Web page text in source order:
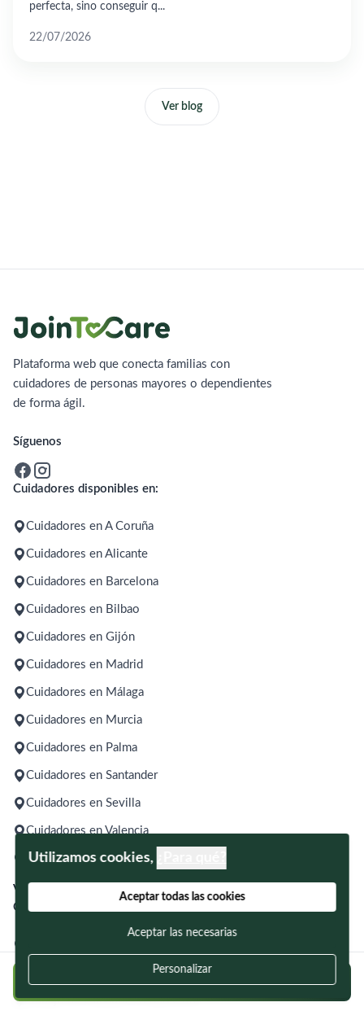
Regístrate y postúlate a ofertas en tu zona
perfecta, sino conseguir q...
22/07/2026
Ver blog
Utilizamos cookies,
Aceptar todas las cookies
Aceptar las necesarias
Personalizar
Plataforma web que conecta familias con
cuidadores de personas mayores o dependientes
de forma ágil.
Síguenos
Cuidadores disponibles en:
Cuidadores en A Coruña
Cuidadores en Alicante
Cuidadores en Barcelona
Cuidadores en Bilbao
Cuidadores en Gijón
Cuidadores en Madrid
Cuidadores en Málaga
Cuidadores en Murcia
Cuidadores en Palma
Cuidadores en Santander
Cuidadores en Sevilla
Cuidadores en Valencia
Cuidadores en Zaragoza
Ver todas las ubicaciones
Ofertas de trabajo para cuidadores en:
Trabajo de cuidador en Alicante
Trabajo de cuidador en Barcelona